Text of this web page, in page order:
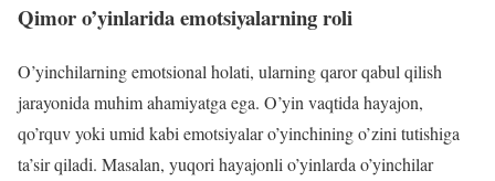
Qimor o’yinlarida emotsiyalarning roli
O’yinchilarning emotsional holati, ularning qaror qabul qilish
jarayonida muhim ahamiyatga ega. O’yin vaqtida hayajon,
qo’rquv yoki umid kabi emotsiyalar o’yinchining o’zini tutishiga
ta’sir qiladi. Masalan, yuqori hayajonli o’yinlarda o’yinchilar